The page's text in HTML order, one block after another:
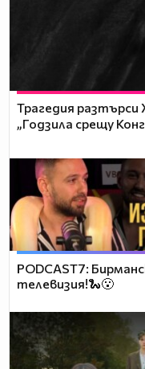
Трагедия
„Годзила срещу
PODCAST7:
телевизия!🐍😮